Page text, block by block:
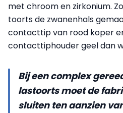
met chroom en zirkonium.
toorts de zwanenhals
contacttip van rood koper
contacttiphouder geel dan
Bij een complex
lastoorts moet de
sluiten ten aanzien